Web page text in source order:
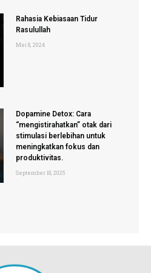
Rahasia Kebiasaan Tidur
Rasulullah
Mei 8, 2024
Dopamine Detox: Cara
“mengistirahatkan” otak dari
stimulasi berlebihan untuk
meningkatkan fokus dan
produktivitas.
September 18, 2025